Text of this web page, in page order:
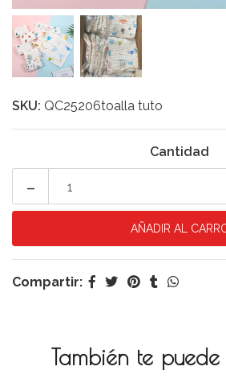
SKU: QC25206toalla tuto
Cantidad
-
Compartir:
También te